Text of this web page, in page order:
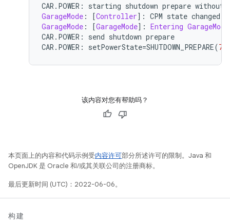
CAR . POWER : starting shutdown prepare without
GarageMode : [Controller]: CPM state changed to
GarageMode : [GarageMode]: Entering GarageMode
CAR . POWER :
send shutdown prepare
CAR . POWER : setPowerState=SHUTDOWN_PREPARE(7
该内容对您有帮助吗？
本页面上的内容和代码示例受内容许可部分所述许可的限制。Java 和
OpenJDK 是 Oracle 和/或其关联公司的注册商标。
最后更新时间 (UTC)：2022-06-06。
构建